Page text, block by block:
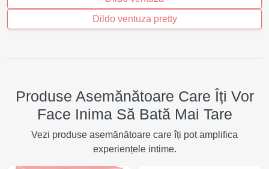
Dildo ventuza pretty
Produse Asemănătoare Care Îți Vor
Face Inima Să Bată Mai Tare
Vezi produse asemănătoare care îți pot amplifica
experiențele intime.